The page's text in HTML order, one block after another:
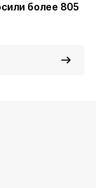
более 805